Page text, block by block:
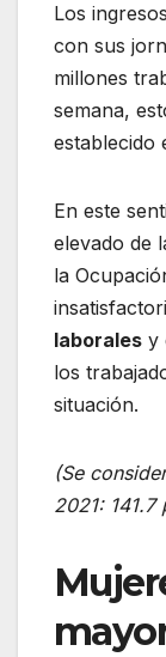
Los
con sus
millones
semana,
establecido
En este
elevado de
la
laborales y
los
situación.
(Se
2021: 141.7